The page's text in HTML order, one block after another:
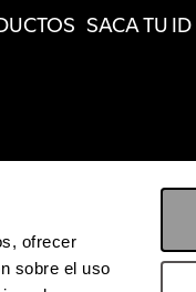
ofrecer
sobre el uso
SACA TU ID